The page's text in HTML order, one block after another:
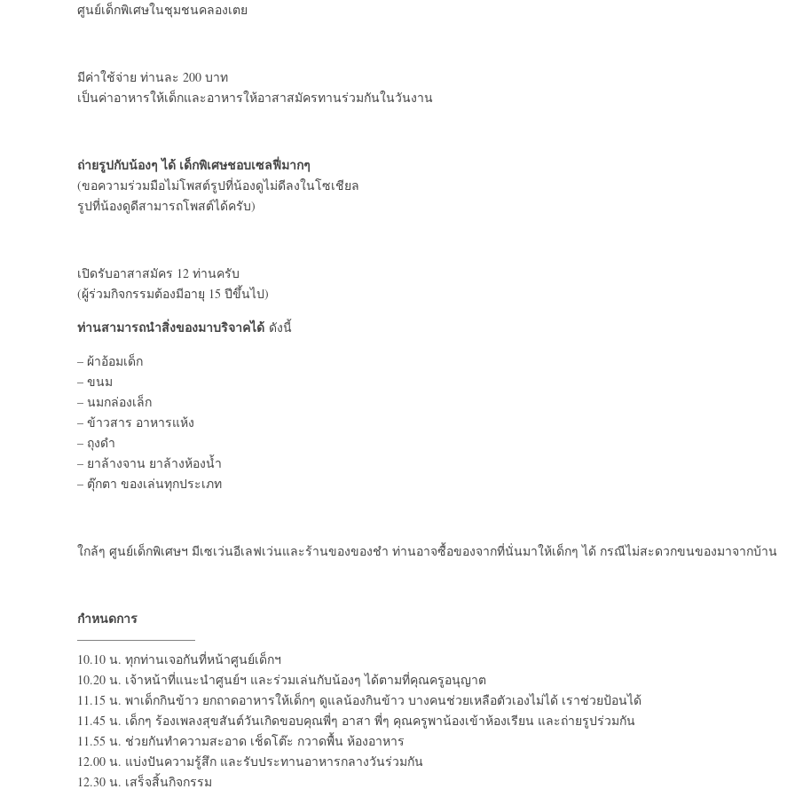
ศูนย์เด็กพิเศษในชุมชนคลองเตย
มีค่าใช้จ่าย ท่านละ 200 บาท
เป็นค่าอาหารให้เด็กและอาหารให้อาสาสมัครทานร่วมกันในวันงาน
ถ่ายรูปกับน้องๆ ได้ เด็กพิเศษชอบเซลฟี่มากๆ
(ขอความร่วมมือไม่โพสต์รูปที่น้องดูไม่ดีลงในโซเชียล
รูปที่น้องดูดีสามารถโพสต์ได้ครับ)
เปิดรับอาสาสมัคร 12 ท่านครับ
(ผู้ร่วมกิจกรรมต้องมีอายุ 15 ปีขึ้นไป)
ท่านสามารถนำสิ่งของมาบริจาคได้ ดังนี้
– ผ้าอ้อมเด็ก
– ขนม
– นมกล่องเล็ก
– ข้าวสาร อาหารแห้ง
– ถุงดำ
– ยาล้างจาน ยาล้างห้องน้ำ
– ตุ๊กตา ของเล่นทุกประเภท
ใกล้ๆ ศูนย์เด็กพิเศษฯ มีเซเว่นอีเลฟเว่นและร้านของของชำ ท่านอาจซื้อของจากที่นั่นมาให้เด็กๆ ได้ กรณีไม่สะดวกขนของมาจากบ้าน
กำหนดการ
—————————–
10.10 น. ทุกท่านเจอกันที่หน้าศูนย์เด็กฯ
10.20 น. เจ้าหน้าที่แนะนำศูนย์ฯ และร่วมเล่นกับน้องๆ ได้ตามที่คุณครูอนุญาต
11.15 น. พาเด็กกินข้าว ยกถาดอาหารให้เด็กๆ ดูแลน้องกินข้าว บางคนช่วยเหลือตัวเองไม่ได้ เราช่วยป้อนได้
11.45 น. เด็กๆ ร้องเพลงสุขสันต์วันเกิดขอบคุณพี่ๆ อาสา พี่ๆ คุณครูพาน้องเข้าห้องเรียน และถ่ายรูปร่วมกัน
11.55 น. ช่วยกันทำความสะอาด เช็ดโต๊ะ กวาดพื้น ห้องอาหาร
12.00 น. แบ่งปันความรู้สึก และรับประทานอาหารกลางวันร่วมกัน
12.30 น. เสร็จสิ้นกิจกรรม